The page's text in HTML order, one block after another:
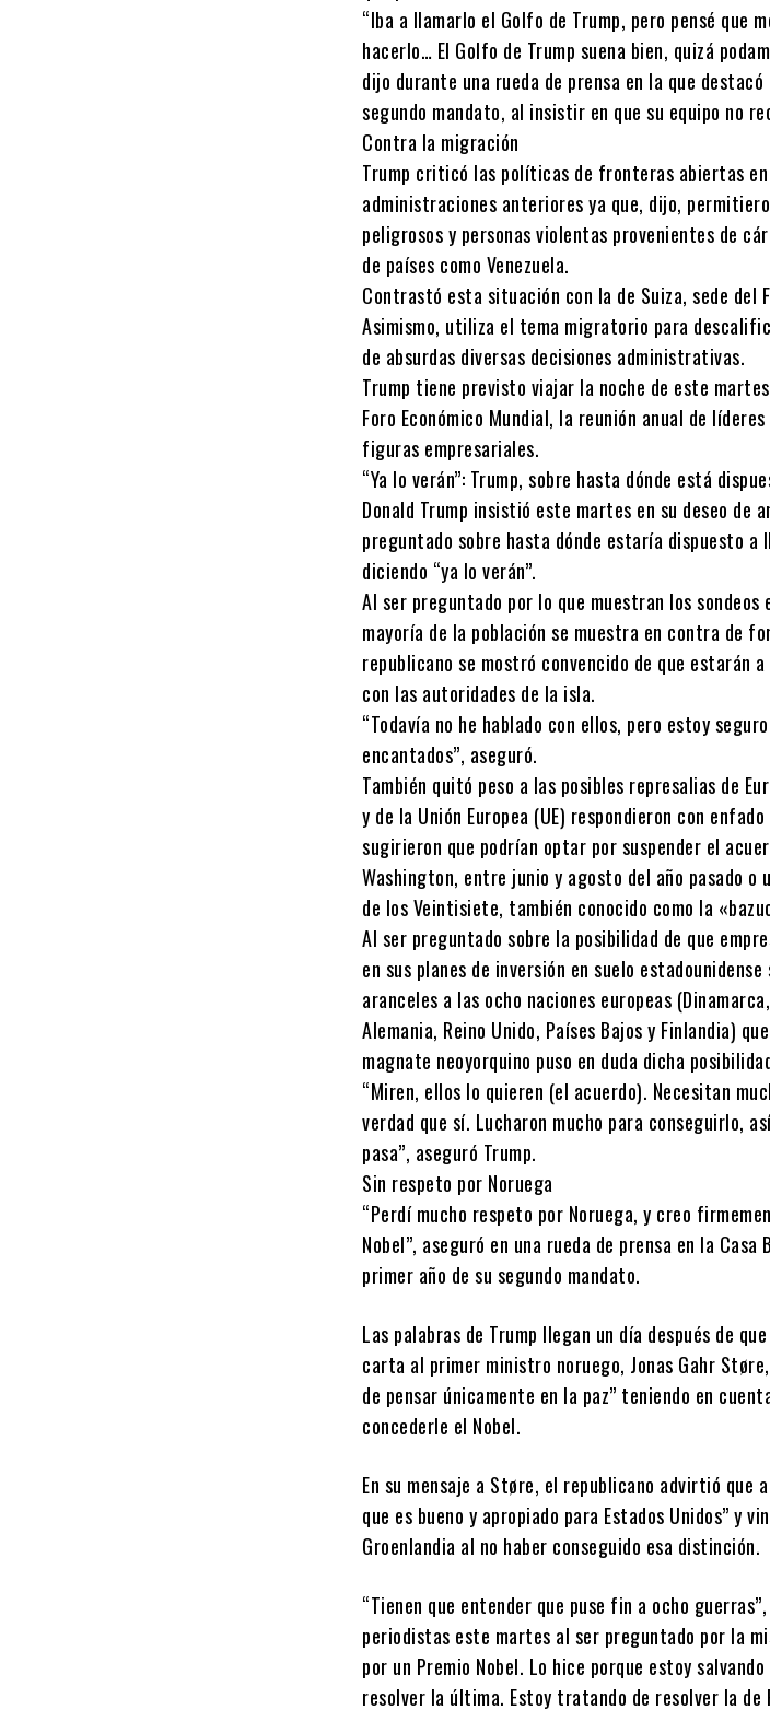
“Iba a llamarlo el Golfo de Trump, pero pensé que
hacerlo… El Golfo de Trump suena bien, quizá
dijo durante una rueda de prensa en la que
segundo mandato, al insistir en que su equipo no
Contra la migración
Trump criticó las políticas de fronteras abiertas en
administraciones anteriores ya que, dijo,
peligrosos y personas violentas provenientes de
de países como Venezuela.
Contrastó esta situación con la de Suiza, sede del
Asimismo, utiliza el tema migratorio para
de absurdas diversas decisiones administrativas.
Trump tiene previsto viajar la noche de este
Foro Económico Mundial, la reunión anual de
figuras empresariales.
“Ya lo verán”: Trump, sobre hasta dónde está
Donald Trump insistió este martes en su deseo de
preguntado sobre hasta dónde estaría dispuesto
diciendo “ya lo verán”.
Al ser preguntado por lo que muestran los sondeos
mayoría de la población se muestra en contra de
republicano se mostró convencido de que estarán
con las autoridades de la isla.
“Todavía no he hablado con ellos, pero estoy
encantados”, aseguró.
También quitó peso a las posibles represalias de
y de la Unión Europea (UE) respondieron con
sugirieron que podrían optar por suspender el
Washington, entre junio y agosto del año pasado
de los Veintisiete, también conocido como la
Al ser preguntado sobre la posibilidad de que
en sus planes de inversión en suelo
aranceles a las ocho naciones europeas
Alemania, Reino Unido, Países Bajos y Finlandia)
magnate neoyorquino puso en duda dicha
“Miren, ellos lo quieren (el acuerdo). Necesitan
verdad que sí. Lucharon mucho para conseguirlo,
pasa”, aseguró Trump.
Sin respeto por Noruega
“Perdí mucho respeto por Noruega, y creo
Nobel”, aseguró en una rueda de prensa en la
primer año de su segundo mandato.
Las palabras de Trump llegan un día después de
carta al primer ministro noruego, Jonas Gahr
de pensar únicamente en la paz” teniendo en
concederle el Nobel.
En su mensaje a Støre, el republicano advirtió que
que es bueno y apropiado para Estados Unidos” y
Groenlandia al no haber conseguido esa distinción.
“Tienen que entender que puse fin a ocho
periodistas este martes al ser preguntado por la
por un Premio Nobel. Lo hice porque estoy
resolver la última. Estoy tratando de resolver la de